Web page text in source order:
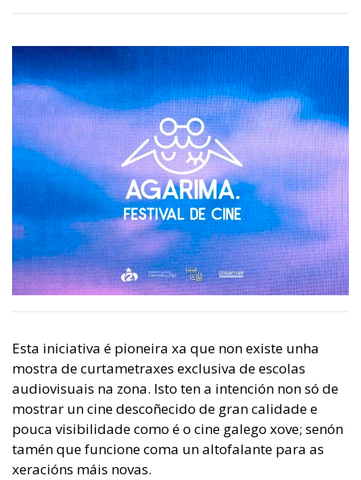
Esta iniciativa é pioneira xa que non existe unha
mostra de curtametraxes exclusiva de escolas
audiovisuais na zona. Isto ten a intención non só de
mostrar un cine descoñecido de gran calidade e
pouca visibilidade como é o cine galego xove; senón
tamén que funcione coma un altofalante para as
xeracións máis novas.